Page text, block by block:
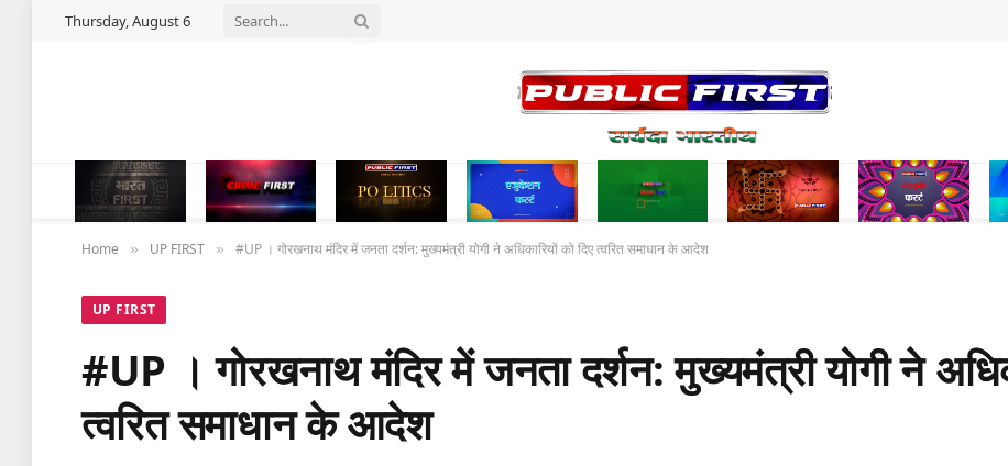
Thursday, August 6
Home » UP FIRST » #UP । गोरखनाथ मंदिर में जनता दर्शन: मुख्यमंत्री योगी ने अधिकारियों को दिए त्वरित समाधान के आदेश
UP FIRST
#UP । गोरखनाथ मंदिर में जनता दर्शन: मुख्यमंत्री योगी ने
त्वरित समाधान के आदेश